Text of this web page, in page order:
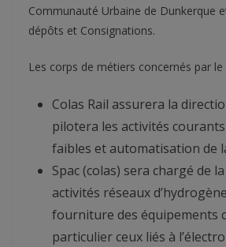
Communauté Urbaine de Dunkerque
dépôts et Consignations.
Les corps de métiers concernés par
Colas Rail assurera la
pilotera les activités
faibles et automatisation de
Spac (colas) sera chargé de
activités réseaux
fourniture des équipements
particulier ceux liés à